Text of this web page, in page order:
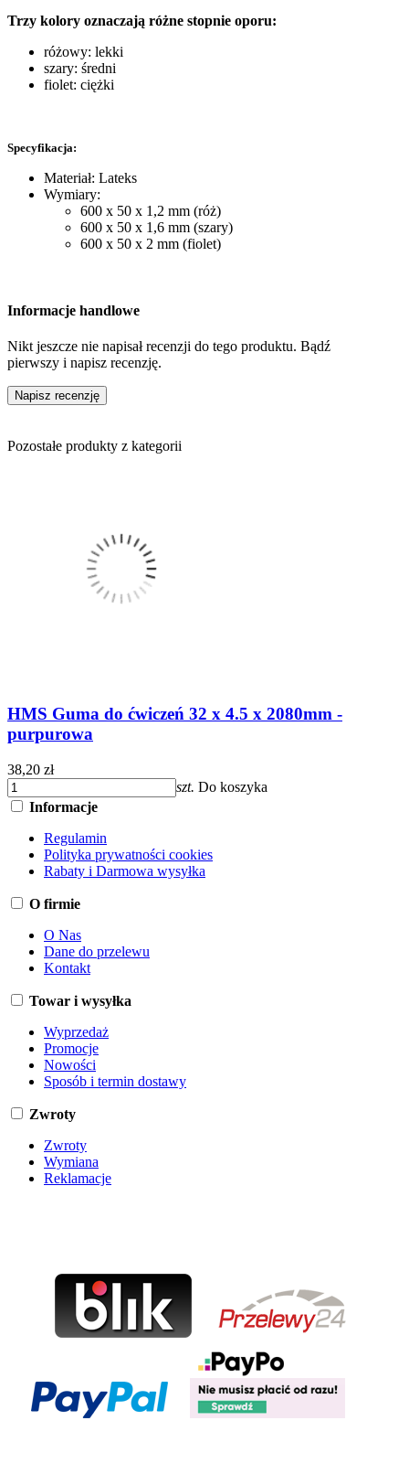
Trzy kolory oznaczają różne stopnie oporu:
różowy: lekki
szary: średni
fiolet: ciężki
Specyfikacja:
Materiał: Lateks
Wymiary:
600 x 50 x 1,2 mm (róż)
600 x 50 x 1,6 mm (szary)
600 x 50 x 2 mm (fiolet)
Informacje handlowe
Nikt jeszcze nie napisał recenzji do tego produktu. Bądź
pierwszy i napisz recenzję.
Napisz recenzję
Pozostałe produkty z kategorii
HMS Guma do ćwiczeń 32 x 4.5 x 2080mm -
purpurowa
38,20 zł
szt. Do koszyka
Informacje
Regulamin
Polityka prywatności cookies
Rabaty i Darmowa wysyłka
O firmie
O Nas
Dane do przelewu
Kontakt
Towar i wysyłka
Wyprzedaż
Promocje
Nowości
Sposób i termin dostawy
Zwroty
Zwroty
Wymiana
Reklamacje